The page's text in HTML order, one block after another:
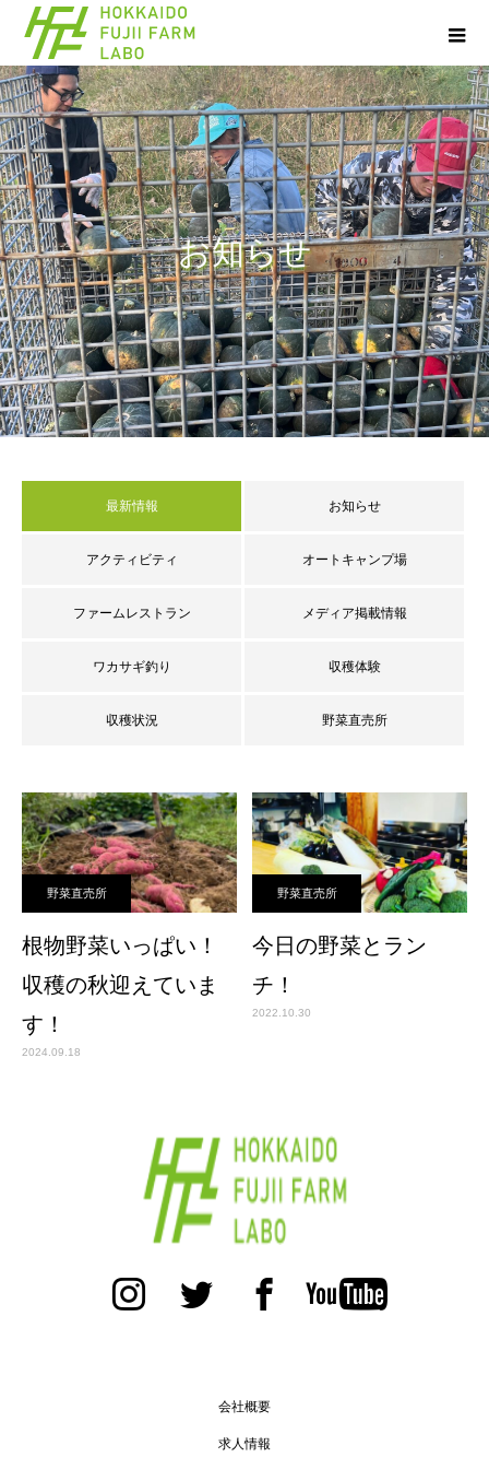
お知らせ
最新情報 お知らせ
アクティビティ オートキャンプ場
ファームレストラン メディア掲載情報
ワカサギ釣り 収穫体験
収穫状況 野菜直売所
野菜直売所
根物野菜いっぱい！
収穫の秋迎えていま
す！
2024.09.18
野菜直売所
今日の野菜とラン
チ！
2022.10.30
会社概要
求人情報